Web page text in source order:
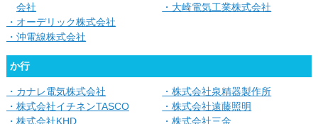
会社
・オーデリック株式会社
・沖電線株式会社
・大崎電気工業株式会社
か行
・カナレ電気株式会社
・株式会社イチネンTASCO
・株式会社KHD
・株式会社泉精器製作所
・株式会社遠藤照明
・株式会社三金